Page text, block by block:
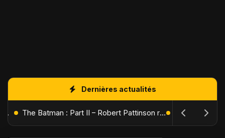
Dernières actualités
L'Âge de Glace : Le Réveil du Volcan – Manny, Sid et Diego de retour pour une aventure explosive The Batman : Part II – Robert Pattinson replonge dans les ténèbres de Gotham dès octobre 2027